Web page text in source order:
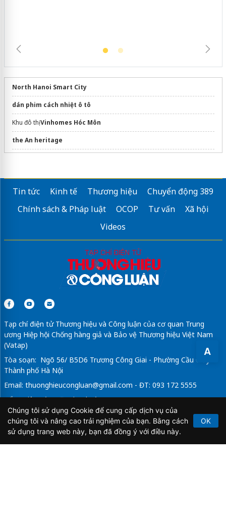
A
North Hanoi Smart City
dán phim cách nhiệt ô tô
Khu đô thịVinhomes Hóc Môn
the An heritage
Tin tức Kinh tế Thương hiệu
Chuyển động 389
Chính sách & Pháp luật
OCOP Tư vấn
Xã hội
Videos
Tạp chí điện tử Thương hiệu và Công luận của cơ quan Trung
ương Hiệp hội Chống hàng giả và Bảo vệ Thương hiệu Việt Nam
(Vatap)
Tòa soạn: Ngõ 56/ B5D6 Trương Công Giai - Phường Cầu Giấy -
Thành phố Hà Nội
Email: thuonghieucongluan@gmail.com - ĐT: 093 172 5555
Tổng Biên Tập: Vũ Đức Thuận
Giấy phép hoạt động báo chí điện tử số 64/GP-BTTTT do Bộ
Thông tin và Truyền thông cấp ngày 21/2/2020.
Chúng tôi sử dụng Cookie để cung cấp dịch vụ của
chúng tôi và nâng cao trải nghiệm của bạn. Bằng cách
sử dụng trang web này, bạn đã đồng ý với điều này.
OK